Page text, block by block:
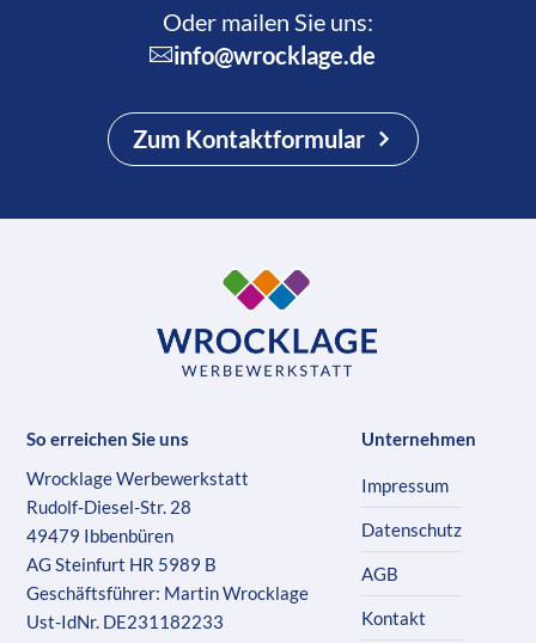
Oder mailen Sie uns:
info@wrocklage.de
Zum Kontaktformular
So erreichen Sie uns
Wrocklage Werbewerkstatt
Rudolf-Diesel-Str. 28
49479 Ibbenbüren
AG Steinfurt HR 5989 B
Geschäftsführer: Martin Wrocklage
Ust-IdNr. DE231182233
Unternehmen
Impressum
Datenschutz
AGB
Kontakt